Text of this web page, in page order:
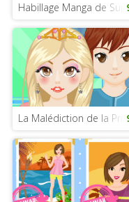
Habillage Manga de
La Malédiction de la